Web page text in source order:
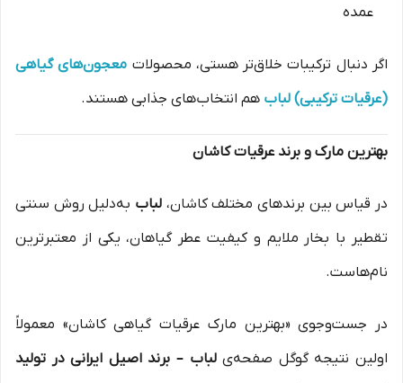
عمده
اگر دنبال ترکیبات خلاق‌تر هستی، محصولات معجون‌های گیاهی
(عرقیات ترکیبی) لباب هم انتخاب‌های جذابی هستند.
بهترین مارک و برند عرقیات کاشان
در قیاس بین برندهای مختلف کاشان، لباب به‌دلیل روش سنتی
تقطیر با بخار ملایم و کیفیت عطر گیاهان، یکی از معتبرترین
نام‌هاست.
در جست‌وجوی «بهترین مارک عرقیات گیاهی کاشان» معمولاً
اولین نتیجه گوگل صفحه‌یلباب – برند اصیل ایرانی در تولید